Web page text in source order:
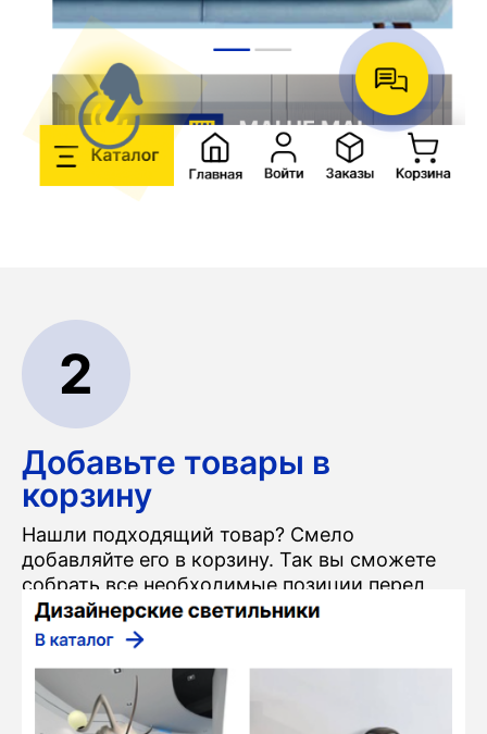
2
Добавьте товары в
корзину
Нашли подходящий товар? Смело
добавляйте его в корзину. Так вы сможете
собрать все необходимые позиции перед
оформлением заказа.